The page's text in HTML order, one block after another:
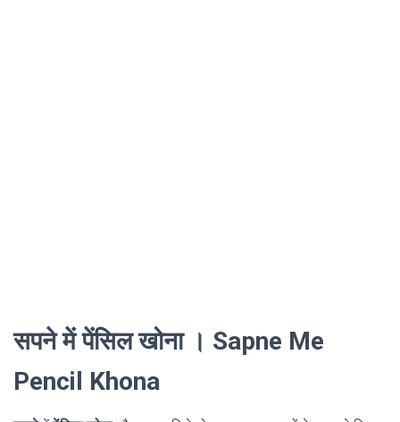
सपने में पेंसिल खोना । Sapne Me
Pencil Khona